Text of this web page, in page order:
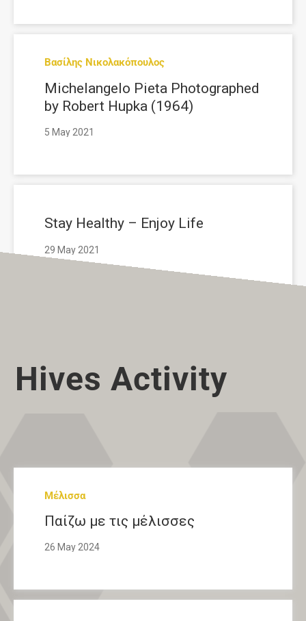
Βασίλης Νικολακόπουλος
Michelangelo Pieta Photographed
by Robert Hupka (1964)
5 May 2021
Stay Healthy – Enjoy Life
29 May 2021
Hives Activity
Μέλισσα
Παίζω με τις μέλισσες
26 May 2024